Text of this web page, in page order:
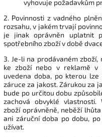
vyhovuje požadavkům
2. Povinnosti z vadného
rozsahu, v jakém trvají
je jinak oprávněn uplatnit
spotřebního zboží v době
3. Je-li na prodávaném
ke zboží nebo v reklamě v
uvedena doba, po kterou
záruce za jakost. Zárukou za
bude po určitou dobu
zachová obvyklé vlastnosti.
zboží oprávněně, neběží
ani záruční doba po dobu,
užívat.